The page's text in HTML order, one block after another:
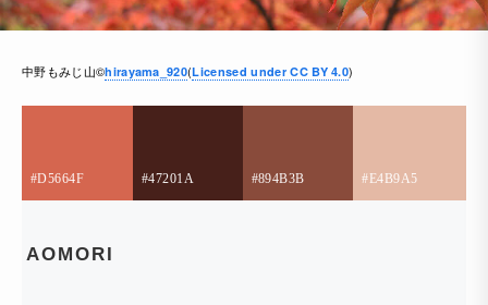
中野もみじ山©hirayama_920(Licensed under CC BY 4.0)
#D5664F #47201A #894B3B #E4B9A5
AOMORI